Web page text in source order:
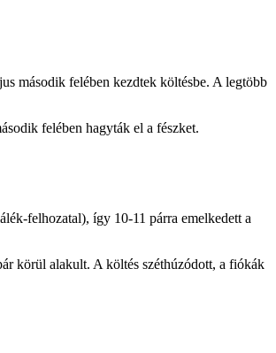
második felében kezdtek költésbe. A legtöbb
felében hagyták el a fészket.
felhozatal), így 10-11 párra emelkedett a
körül alakult. A költés széthúzódott, a fiókák